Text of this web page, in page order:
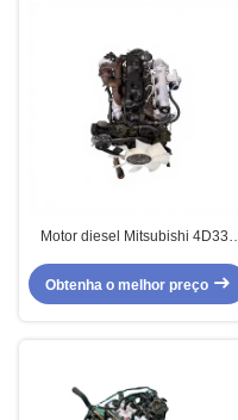
Motor diesel Mitsubishi 4D33T
funcionamento com serviço
profissional
Obtenha o melhor preço